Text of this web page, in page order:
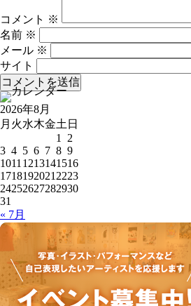
コメント ※
名前 ※
メール ※
サイト
2026年8月
月 火水木金土 日
1
2
3 4 5 6 7 8 9
1011 1213141516
1718192021 2223
24252627282930
31
« 7月